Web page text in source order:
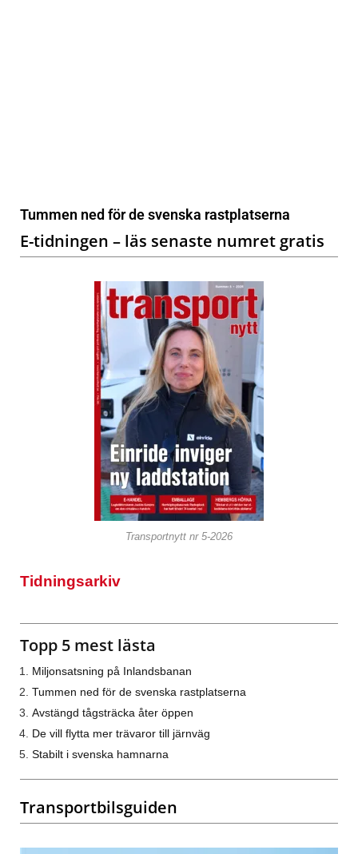
Tummen ned för de svenska rastplatserna
E-tidningen – läs senaste numret gratis
Transportnytt nr 5-2026
Tidningsarkiv
Topp 5 mest lästa
Miljonsatsning på Inlandsbanan
Tummen ned för de svenska rastplatserna
Avstängd tågsträcka åter öppen
De vill flytta mer trävaror till järnväg
Stabilt i svenska hamnarna
Transportbilsguiden